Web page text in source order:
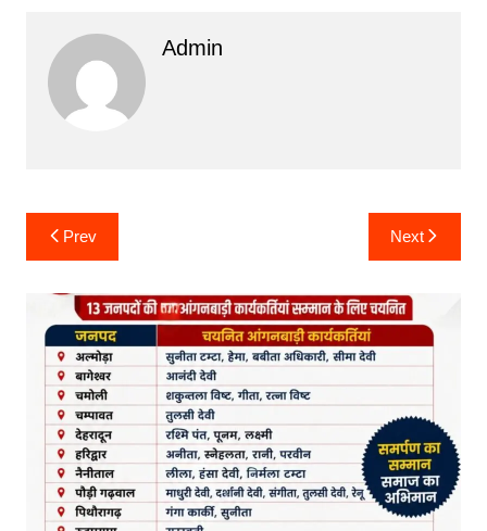
Admin
Post
navigation
Prev Next